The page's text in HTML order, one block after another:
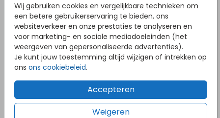
Wij gebruiken cookies en vergelijkbare technieken om
een betere gebruikerservaring te bieden, ons
websiteverkeer en onze prestaties te analyseren en
voor marketing- en sociale mediadoeleinden (het
weergeven van gepersonaliseerde advertenties).
Je kunt jouw toestemming altijd wijzigen of intrekken op
ons ons cookiebeleid.
Accepteren
Weigeren